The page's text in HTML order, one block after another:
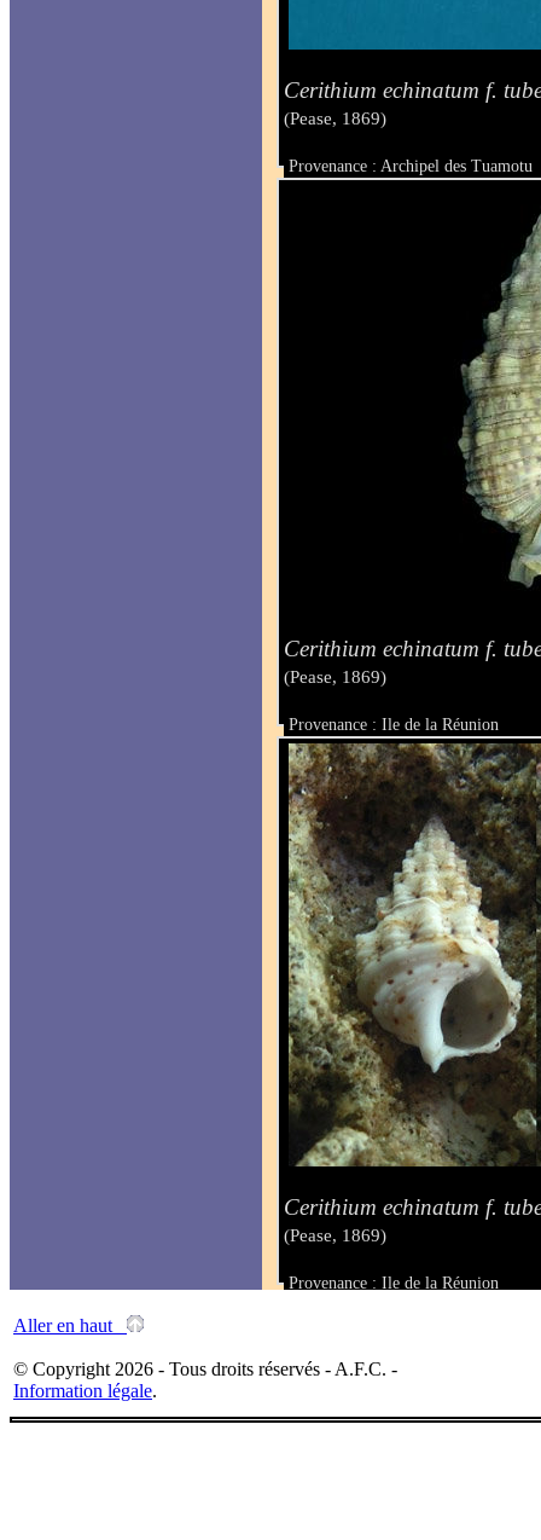
Cerithium echinatum f.
(Pease, 1869)
Provenance : Archipel des Tuamotu
Taille : 36 et 44 mm
Cerithium echinatum f.
(Pease, 1869)
Provenance : Ile de la Réunion
Taille : 50 mm
Cerithium echinatum f.
(Pease, 1869)
Provenance : Ile de la Réunion
Aller en haut
© Copyright 2026 - Tous droits réservés - A.F.C. -
Information légale.